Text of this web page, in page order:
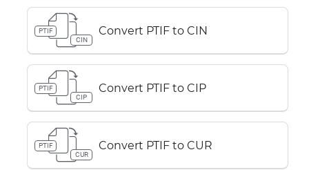
PTIF
CIN
Convert PTIF to CIN
PTIF
CIP
Convert PTIF to CIP
PTIF
CUR
Convert PTIF to CUR